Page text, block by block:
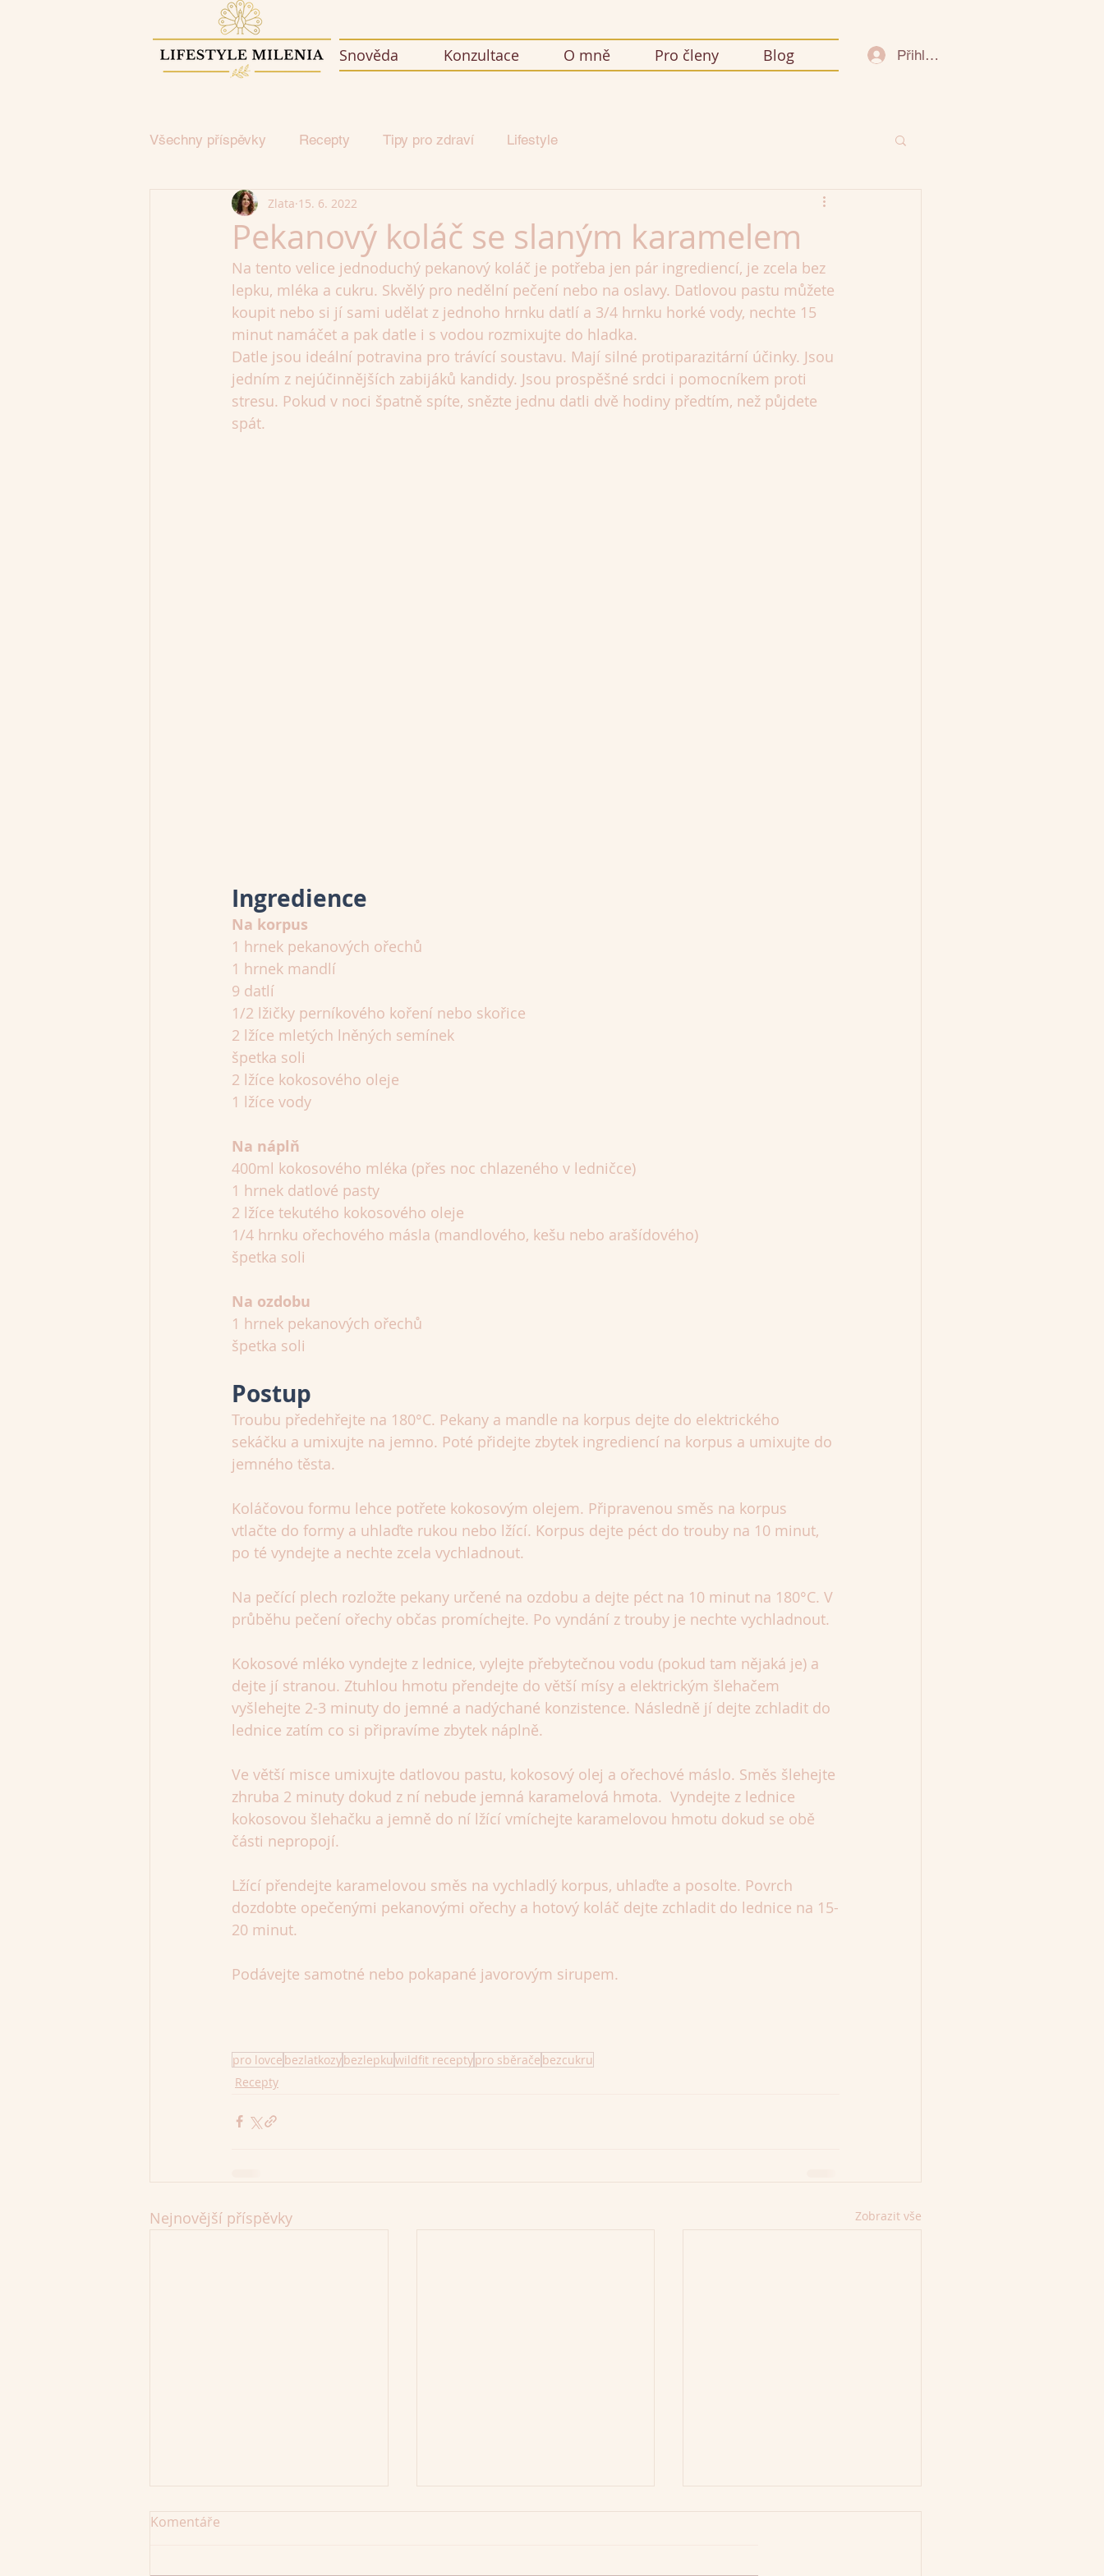
Snověda Konzultace O mně Pro členy Blog Přihlásit se
Všechny příspěvky Recepty Tipy pro zdraví Lifestyle
Pekanový koláč se slaným karamelem
Zlata 15. 6. 2022
Na tento velice jednoduchý pekanový koláč je potřeba jen pár ingrediencí, je zcela bez
lepku, mléka a cukru. Skvělý pro nedělní pečení nebo na oslavy. Datlovou pastu můžete
koupit nebo si jí sami udělat z jednoho hrnku datlí a 3/4 hrnku horké vody, nechte 15
minut namáčet a pak datle i s vodou rozmixujte do hladka.
Datle jsou ideální potravina pro trávící soustavu. Mají silné protiparazitární účinky. Jsou
jedním z nejúčinnějších zabijáků kandidy. Jsou prospěšné srdci i pomocníkem proti
stresu. Pokud v noci špatně spíte, snězte jednu datli dvě hodiny předtím, než půjdete
spát.
Ingredience
Na korpus
1 hrnek pekanových ořechů
1 hrnek mandlí
9 datlí
1/2 lžičky perníkového koření nebo skořice
2 lžíce mletých lněných semínek
špetka soli
2 lžíce kokosového oleje
1 lžíce vody
Na náplň
400ml kokosového mléka (přes noc chlazeného v ledničce)
1 hrnek datlové pasty
2 lžíce tekutého kokosového oleje
1/4 hrnku ořechového másla (mandlového, kešu nebo arašídového)
špetka soli
Na ozdobu
1 hrnek pekanových ořechů
špetka soli
Postup
Troubu předehřejte na 180°C. Pekany a mandle na korpus dejte do elektrického
sekáčku a umixujte na jemno. Poté přidejte zbytek ingrediencí na korpus a umixujte do
jemného těsta.
Koláčovou formu lehce potřete kokosovým olejem. Připravenou směs na korpus
vtlačte do formy a uhlaďte rukou nebo lžící. Korpus dejte péct do trouby na 10 minut,
po té vyndejte a nechte zcela vychladnout.
Na pečící plech rozložte pekany určené na ozdobu a dejte péct na 10 minut na 180°C. V
průběhu pečení ořechy občas promíchejte. Po vyndání z trouby je nechte vychladnout.
Kokosové mléko vyndejte z lednice, vylejte přebytečnou vodu (pokud tam nějaká je) a
dejte jí stranou. Ztuhlou hmotu přendejte do větší mísy a elektrickým šlehačem
vyšlehejte 2-3 minuty do jemné a nadýchané konzistence. Následně jí dejte zchladit do
lednice zatím co si připravíme zbytek náplně.
Ve větší misce umixujte datlovou pastu, kokosový olej a ořechové máslo. Směs šlehejte
zhruba 2 minuty dokud z ní nebude jemná karamelová hmota.  Vyndejte z lednice
kokosovou šlehačku a jemně do ní lžící vmíchejte karamelovou hmotu dokud se obě
části nepropojí.
Lžící přendejte karamelovou směs na vychladlý korpus, uhlaďte a posolte. Povrch
dozdobte opečenými pekanovými ořechy a hotový koláč dejte zchladit do lednice na 15-
20 minut.
Podávejte samotné nebo pokapané javorovým sirupem.
pro lovce bezlatkozybezlepkuwildfit receptypro sběrače bezcukru
Recepty
Nejnovější příspěvky Zobrazit vše
Komentáře